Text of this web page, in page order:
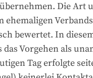
Die Art
ehemaligen
bewertet. In
Vorgehen als
Tag erfolgte